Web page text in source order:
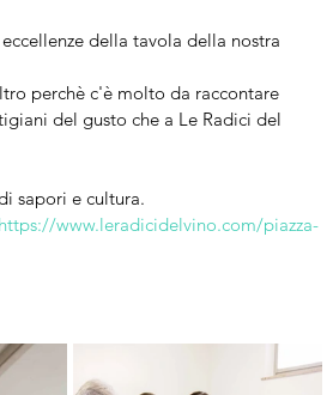
della tavola della nostra
perchè c'è molto da raccontare
del gusto che a Le Radici del
sapori e cultura.
https://www.leradicidelvino.com/piazza-